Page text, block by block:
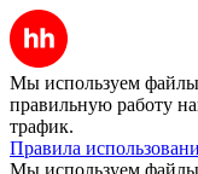
Мы используем файлы
правильную работу
трафик.
Правила
Мы используем